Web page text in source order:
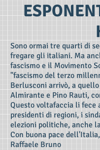
Sono ormai tre quarti di
fregare gli italiani. Ma
fascismo e il Movimento
"fascismo del terzo
Berlusconi arrivò, a
Almirante e Pino Rauti,
Questo voltafaccia li fece
presidenti di regioni, i
elezioni politiche, anche
Con buona pace
Raffaele Bruno